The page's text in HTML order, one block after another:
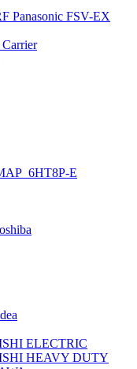
Panasonic FSV-EX
E
ELECTRIC
HEAVY DUTY